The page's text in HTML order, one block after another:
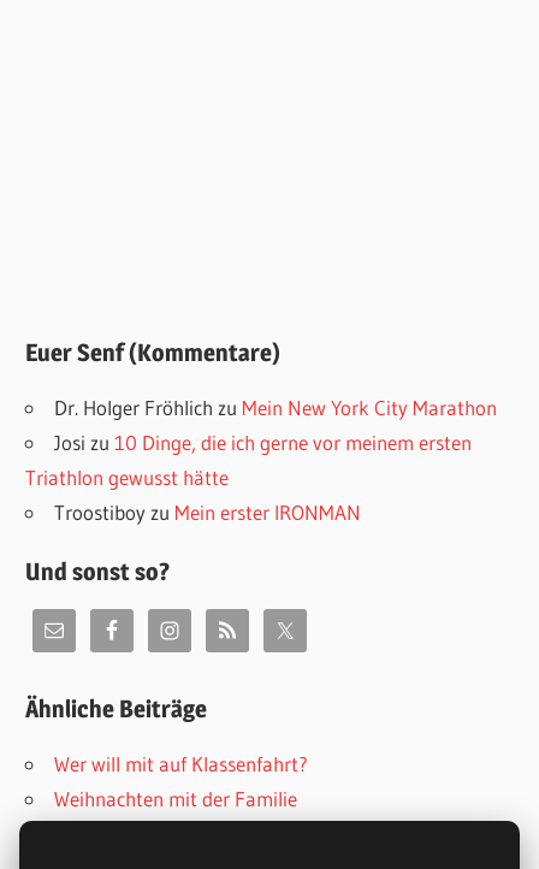
Euer Senf (Kommentare)
Dr. Holger Fröhlich zu Mein New York City Marathon
Josi zu10 Dinge, die ich gerne vor meinem ersten
Triathlon gewusst hätte
Troostiboy zu Mein erster IRONMAN
Und sonst so?
Ähnliche Beiträge
Wer will mit auf Klassenfahrt?
Weihnachten mit der Familie